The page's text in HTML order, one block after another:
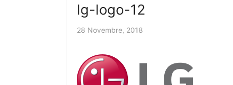
lg-logo-12
28 Novembre, 2018